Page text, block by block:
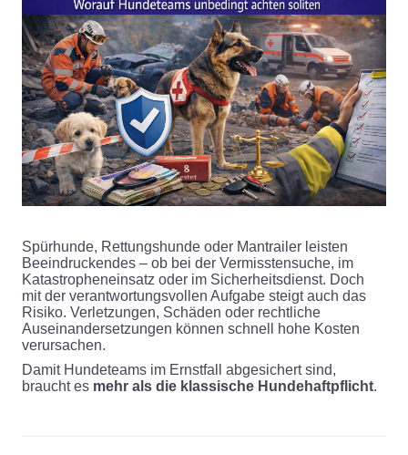
Spürhunde, Rettungshunde oder Mantrailer leisten
Beeindruckendes – ob bei der Vermisstensuche, im
Katastropheneinsatz oder im Sicherheitsdienst. Doch
mit der verantwortungsvollen Aufgabe steigt auch das
Risiko. Verletzungen, Schäden oder rechtliche
Auseinandersetzungen können schnell hohe Kosten
verursachen.
Damit Hundeteams im Ernstfall abgesichert sind,
braucht es mehr als die klassische Hundehaftpflicht.